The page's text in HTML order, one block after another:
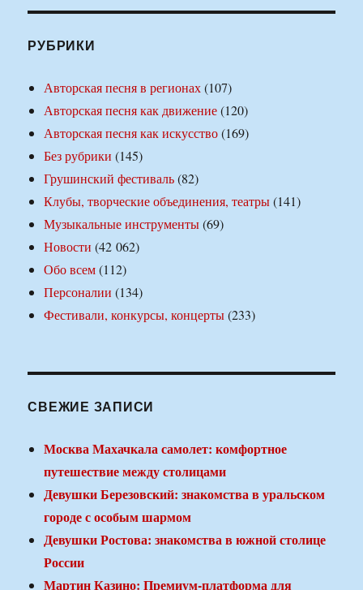
РУБРИКИ
Авторская песня в регионах(107)
Авторская песня как движение(120)
Авторская песня как искусство(169)
Без рубрики (145)
Грушинский фестиваль(82)
Клубы, творческие объединения, театры(141)
Музыкальные инструменты(69)
Новости (42 062)
Обо всем(112)
Персоналии (134)
Фестивали, конкурсы, концерты(233)
СВЕЖИЕ ЗАПИСИ
Москва Махачкала самолет: комфортное
путешествие между столицами
Девушки Березовский: знакомства в уральском
городе с особым шармом
Девушки Ростова: знакомства в южной столице
России
Мартин Казино: Премиум-платформа для